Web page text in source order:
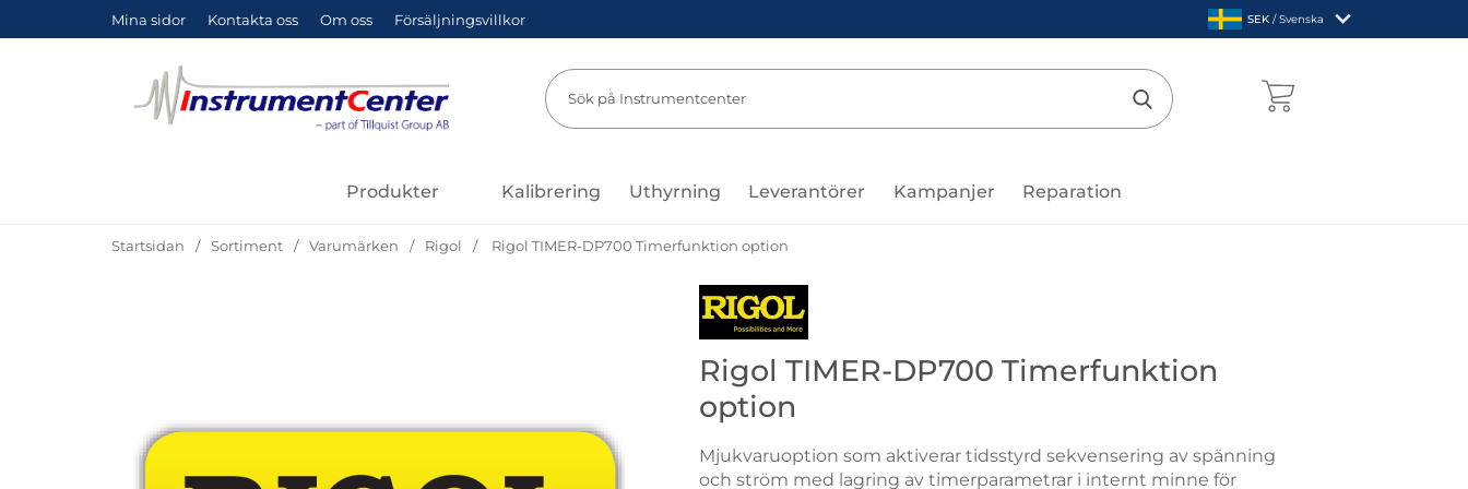
Mina sidor Kontakta oss Om oss Försäljningsvillkor Sverige
,SEK / Svenska
Sök
Genomför sökning
Produkter Kalibrering Uthyrning Leverantörer Kampanjer Reparation
Startsidan Sortiment Varumärken Rigol Rigol TIMER-DP700 Timerfunktion option
Gå till varumärkessidan för Rigol
Rigol TIMER-DP700 Timerfunktion
option
Mjukvaruoption som aktiverar tidsstyrd sekvensering av spänning
och ström med lagring av timerparametrar i internt minne för